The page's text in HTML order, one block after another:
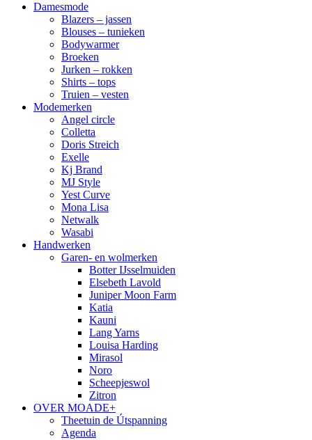
Damesmode
Blazers – jassen
Blouses – tunieken
Bodywarmer
Broeken
Jurken – rokken
Shirts – tops
Truien – vesten
Modemerken
Angel circle
Colletta
Doris Streich
Exelle
Kj Brand
MJ Style
Yest Curve
Mona Lisa
Netwalk
Wasabi
Handwerken
Garen- en wolmerken
Botter IJsselmuiden
Elsebeth Lavold
Juniper Moon Farm
Katia
Kauni
Lang Yarns
Louisa Harding
Mirasol
Noro
Scheepjeswol
Zitron
OVER MOADE+
Theetuin de Útspanning
Agenda